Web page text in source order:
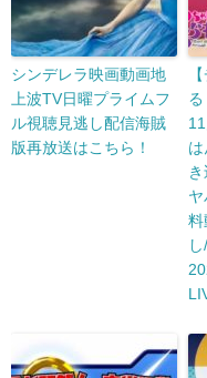
シンデレラ映画動画地
上波TV日曜プライムフ
ル視聴見逃し配信海賊
版再放送はこちら！
料